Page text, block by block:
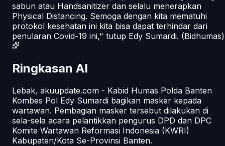
sabun atau Handsanitizer dan selalu menerapkan
Physical Distancing. Semoga dengan kita mematuhi
protokol kesehatan ini kita bisa dapat terhindar dari
penularan Covid-19 ini," tutup Edy Sumardi.
Ringkasan AI
Lebak, akuupdate.com - Kabid Humas Polda Banten
Kombes Pol Edy Sumardi bagikan masker kepada
wartawan. Pembagian masker tersebut dilakukan di
sela-sela acara pelantikkan pengurus DPD dan DPC
Komite Wartawan Reformasi Indonesia (KWRI)
Kabupaten/Kota Se-Provinsi Banten.